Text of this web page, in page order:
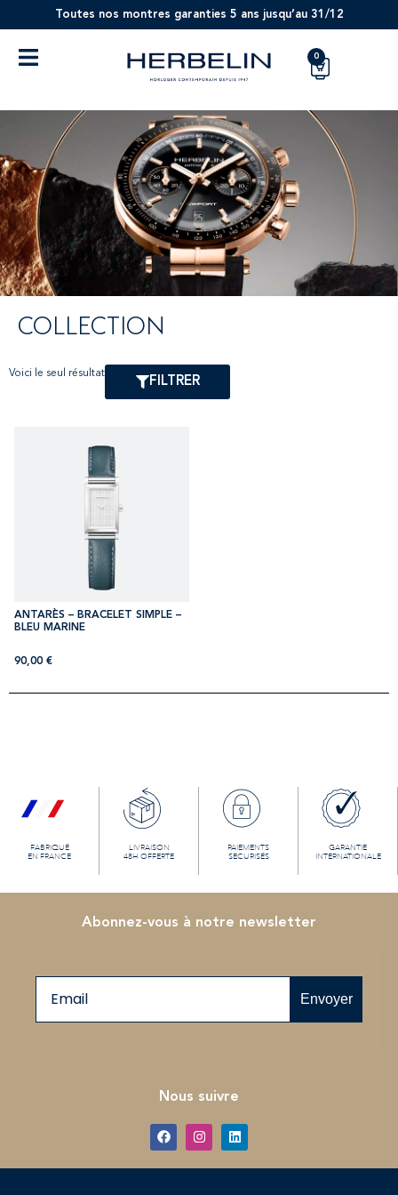
Toutes nos montres garanties 5 ans jusqu’au 31/12
0
COLLECTION
Voici le seul résultat
FILTRER
ANTARÈS – BRACELET SIMPLE –
BLEU MARINE
90,00 €
FABRIQUÉ
EN FRANCE
LIVRAISON
48H OFFERTE
PAIEMENTS
SECURISÉS
GARANTIE
INTERNATIONALE
Abonnez-vous à notre newsletter
Envoyer
Nous suivre